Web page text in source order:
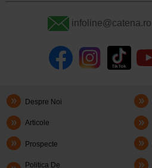
infoline@catena.ro
Despre Noi
Articole
Prospecte
Politica De